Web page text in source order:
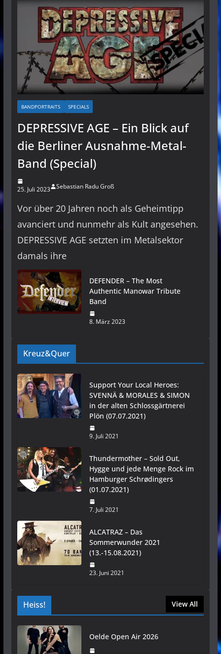
BANDPORTRAITS SPECIALS
DEPRESSIVE AGE – Ein Blick auf
die Berliner Ausnahme-Metal-
Band (Special)
25. Juli 2023 Sebastian Radu Groß
Vor über 20 Jahren noch als Geheimtipp
avanciert und nunmehr als Kult angesehen.
DEPRESSIVE AGE setzten im Metalsektor
damals ihre
DEFENDER – The Most
Authentic Manowar Tribute
Band
8. März 2023
Kreuz&Quer
Support Your Local Heroes:
SVENNÄ & MORALES & SIMON
in der alten Schlossgärtnerei
Plön (07.07.2021)
9. Juli 2021
Thundermother – Sold Out,
Hygge und jede Menge Rock im
Hamburger Schrødingers
(01.07.2021)
7. Juli 2021
ALCATRAZ – Das
Sommerwunder 2021
(13.-15.08.2021)
23. Juni 2021
Heiss! View All
Oelde Open Air 2026